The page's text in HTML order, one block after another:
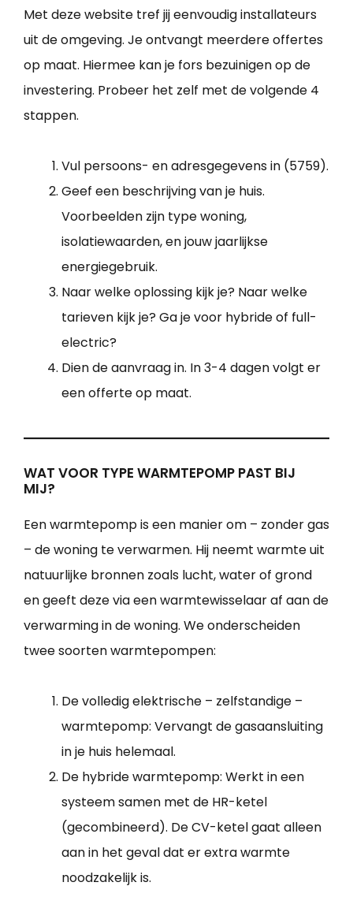
Met deze website tref jij eenvoudig installateurs
uit de omgeving. Je ontvangt meerdere offertes
op maat. Hiermee kan je fors bezuinigen op de
investering. Probeer het zelf met de volgende 4
stappen.
Vul persoons- en adresgegevens in (5759).
Geef een beschrijving van je huis.
Voorbeelden zijn type woning,
isolatiewaarden, en jouw jaarlijkse
energiegebruik.
Naar welke oplossing kijk je? Naar welke
tarieven kijk je? Ga je voor hybride of full-
electric?
Dien de aanvraag in. In 3-4 dagen volgt er
een offerte op maat.
WAT VOOR TYPE WARMTEPOMP PAST BIJ
MIJ?
Een warmtepomp is een manier om – zonder gas
– de woning te verwarmen. Hij neemt warmte uit
natuurlijke bronnen zoals lucht, water of grond
en geeft deze via een warmtewisselaar af aan de
verwarming in de woning. We onderscheiden
twee soorten warmtepompen:
De volledig elektrische – zelfstandige –
warmtepomp: Vervangt de gasaansluiting
in je huis helemaal.
De hybride warmtepomp: Werkt in een
systeem samen met de HR-ketel
(gecombineerd). De CV-ketel gaat alleen
aan in het geval dat er extra warmte
noodzakelijk is.